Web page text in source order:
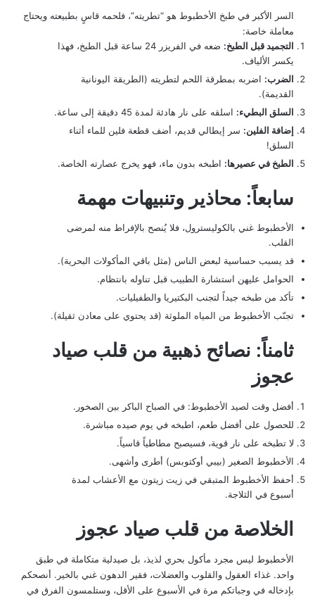
السر الأكبر في طبخ الأخطبوط هو “تطريته”، فلحمه قاسٍ بطبيعته ويحتاج
معاملة خاصة:
التجميد قبل الطبخ:
ضعه في الفريزر 24 ساعة قبل الطبخ، فهذا
يكسر الألياف.
الضرب: اضربه بمطرقة اللحم لتطريته (الطريقة اليونانية
القديمة).
السلق البطيء: اسلقه على نار هادئة لمدة 45 دقيقة إلى ساعة.
إضافة الفلين: سر إيطالي قديم، أضف قطعة فلين للماء أثناء
السلق!
الطبخ في عصيرها: اطبخه بدون ماء، فهو يخرج عصارته الخاصة.
سابعاً: محاذير وتنبيهات مهمة
الأخطبوط غني بالكوليسترول، فلا يُنصح بالإفراط منه لمرضى
القلب.
قد يسبب حساسية لبعض الناس (مثل باقي المأكولات البحرية).
الحوامل عليهن استشارة الطبيب قبل تناوله بانتظام.
تأكد من طبخه جيداً لتجنب البكتيريا والطفيليات.
تجنّب الأخطبوط من المياه الملوثة (قد يحتوي على معادن ثقيلة).
ثامناً: نصائح ذهبية من قلب صياد
عجوز
أفضل وقت لصيد الأخطبوط: في الصباح الباكر بين الصخور.
للحصول على أفضل طعم، اطبخه في يوم صيده مباشرة.
لا تطبخه على نار قوية، فسيصبح مطاطياً قاسياً.
الأخطبوط الصغير (بيبي أوكتوبس) أطرى وأشهى.
أحفظ الأخطبوط المتبقي في زيت زيتون مع الأعشاب لمدة
أسبوع في الثلاجة.
الخلاصة من قلب صياد عجوز
الأخطبوط ليس مجرد مأكول بحري لذيذ، بل صيدلية متكاملة في طبق
واحد. غذاء العقول والقلوب والعضلات، فقير الدهون غني بالخير. أنصحكم
بإدخاله في وجباتكم مرة في الأسبوع على الأقل، وستلمسون الفرق في